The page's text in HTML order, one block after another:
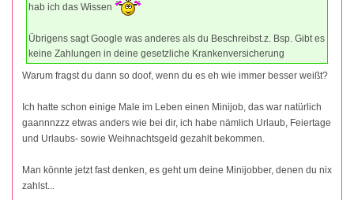
hab ich das Wissen
Übrigens sagt Google was anderes als du Beschreibst.z. Bsp. Gibt es
keine Zahlungen in deine gesetzliche Krankenversicherung
Warum fragst du dann so doof, wenn du es eh wie immer besser weißt?
Ich hatte schon einige Male im Leben einen Minijob, das war natürlich
gaannnzzz etwas anders wie bei dir, ich habe nämlich Urlaub, Feiertage
und Urlaubs- sowie Weihnachtsgeld gezahlt bekommen.
Man könnte jetzt fast denken, es geht um deine Minijobber, denen du nix
zahlst...